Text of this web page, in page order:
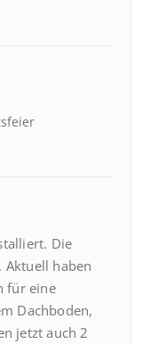
Die
. Aktuell haben
für eine
Dachboden,
jetzt auch 2